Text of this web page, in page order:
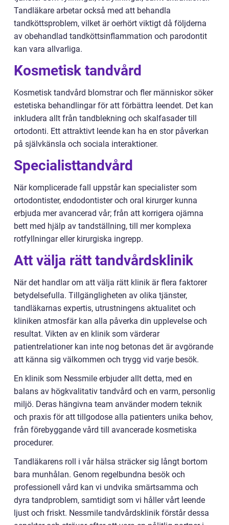
Tandläkare arbetar också med att behandla
tandköttsproblem, vilket är oerhört viktigt då följderna
av obehandlad tandköttsinflammation och parodontit
kan vara allvarliga.
Kosmetisk tandvård
Kosmetisk tandvård blomstrar och fler människor söker
estetiska behandlingar för att förbättra leendet. Det kan
inkludera allt från tandblekning och skalfasader till
ortodonti. Ett attraktivt leende kan ha en stor påverkan
på självkänsla och sociala interaktioner.
Specialisttandvård
När komplicerade fall uppstår kan specialister som
ortodontister, endodontister och oral kirurger kunna
erbjuda mer avancerad vår; från att korrigera ojämna
bett med hjälp av tandställning, till mer komplexa
rotfyllningar eller kirurgiska ingrepp.
Att välja rätt tandvårdsklinik
När det handlar om att välja rätt klinik är flera faktorer
betydelsefulla. Tillgängligheten av olika tjänster,
tandläkarnas expertis, utrustningens aktualitet och
kliniken atmosfär kan alla påverka din upplevelse och
resultat. Vikten av en klinik som värderar
patientrelationer kan inte nog betonas det är avgörande
att känna sig välkommen och trygg vid varje besök.
En klinik som Nessmile erbjuder allt detta, med en
balans av högkvalitativ tandvård och en varm, personlig
miljö. Deras hängivna team använder modern teknik
och praxis för att tillgodose alla patienters unika behov,
från förebyggande vård till avancerade kosmetiska
procedurer.
Tandläkarens roll i vår hälsa sträcker sig långt bortom
bara munhålan. Genom regelbundna besök och
professionell vård kan vi undvika smärtsamma och
dyra tandproblem, samtidigt som vi håller vårt leende
ljust och friskt. Nessmile tandvårdsklinik förstår dessa